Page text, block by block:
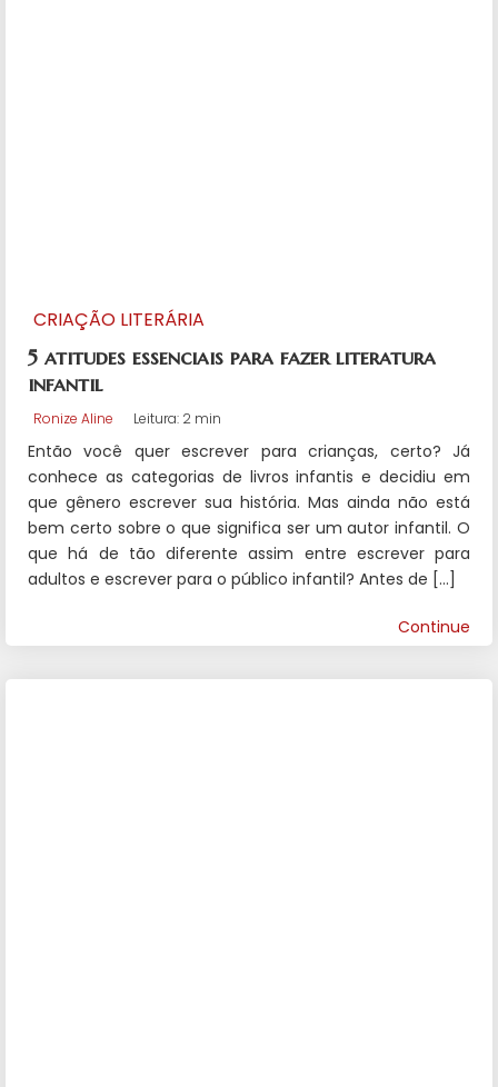
CRIAÇÃO LITERÁRIA
5 atitudes essenciais para fazer literatura
infantil
Ronize Aline Leitura: 2 min
Então você quer escrever para crianças, certo? Já
conhece as categorias de livros infantis e decidiu em
que gênero escrever sua história. Mas ainda não está
bem certo sobre o que significa ser um autor infantil. O
que há de tão diferente assim entre escrever para
adultos e escrever para o público infantil? Antes de […]
Continue